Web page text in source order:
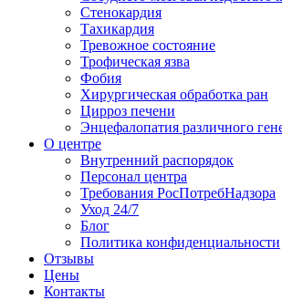
Стенокардия
Тахикардия
Тревожное состояние
Трофическая язва
Фобия
Хирургическая обработка ран
Цирроз печени
Энцефалопатия различного
О центре
Внутренний распорядок
Персонал центра
Требования РосПотребНадзора
Уход 24/7
Блог
Политика конфиденциальности
Отзывы
Цены
Контакты